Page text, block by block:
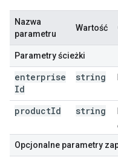
Nazwa
parametru
Wartość
Parametry ścieżki
enterprise
Id
string
productId string
Opcjonalne parametry